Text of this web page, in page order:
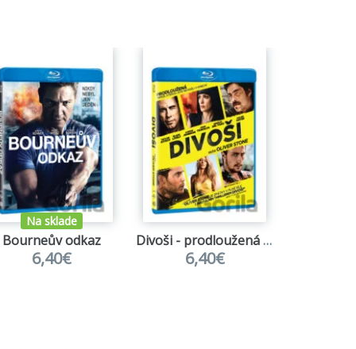
Na sklade
Bourneův odkaz
6,40€
Divoši - prodloužená verze
6,40€